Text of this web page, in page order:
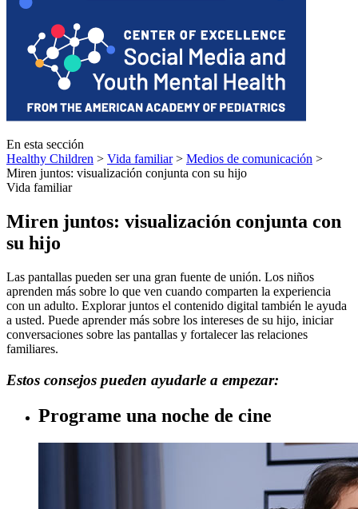
En esta sección
Healthy Children > Vida familiar> Medios de comunicación >
Miren juntos: visualización conjunta con su hijo
Vida familiar
Miren juntos: visualización conjunta con
su hijo
​​Las pantallas pueden ser una gran fuente de unión. Los niños
aprenden más sobre lo que ven cuando comparten la experiencia
con un adulto. Explorar juntos el contenido digital también le ayuda
a usted. Puede aprender más sobre los intereses de su hijo, iniciar
conversaciones sobre las pantallas y fortalecer las relaciones
familiares.
Estos consejos pueden ayudarle a empezar:​
Programe una noche de cine